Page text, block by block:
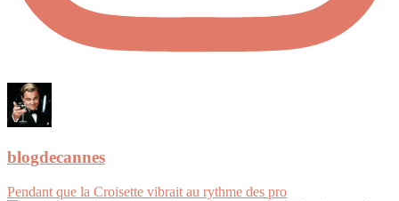
blogdecannes
Pendant que la Croisette vibrait au rythme des pro